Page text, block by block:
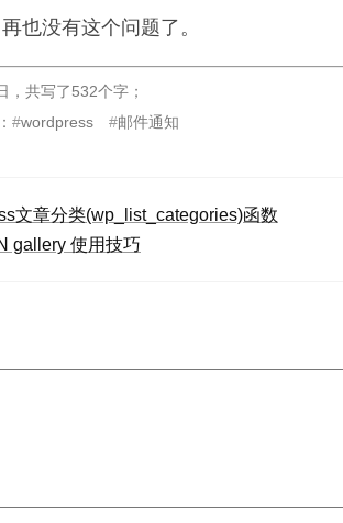
也没有这个问题了。
， 共写了532个字 ；
wordpress 邮件通知
文章分类(wp_list_categories)函数
gallery 使用技巧